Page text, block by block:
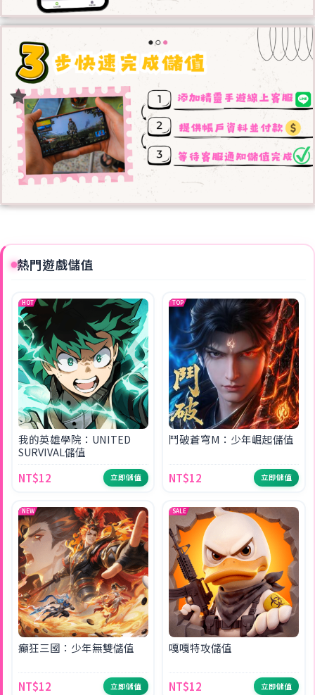
熱門遊戲儲值
HOT
我的英雄學院：UNITED
SURVIVAL儲值
NT$12
立即儲值
TOP
鬥破蒼穹M：少年崛起儲值
NT$12 立即儲值
NEW
癲狂三國：少年無雙儲值
NT$12 立即儲值
SALE
嘎嘎特攻儲值
NT$12 立即儲值